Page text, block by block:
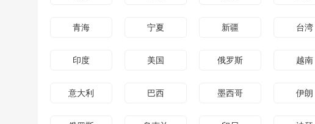
青海 宁夏 新疆 台湾
印度 美国 俄罗斯 越南
意大利 巴西 墨西哥 伊朗